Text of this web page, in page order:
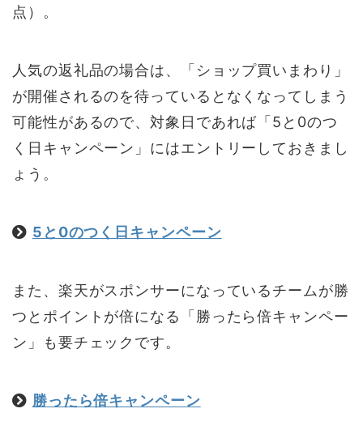
点）。
人気の返礼品の場合は、「ショップ買いまわり」
が開催されるのを待っているとなくなってしまう
可能性があるので、対象日であれば「5と0のつ
く日キャンペーン」にはエントリーしておきまし
ょう。
5と0のつく日キャンペーン
また、楽天がスポンサーになっているチームが勝
つとポイントが倍になる「勝ったら倍キャンペー
ン」も要チェックです。
勝ったら倍キャンペーン